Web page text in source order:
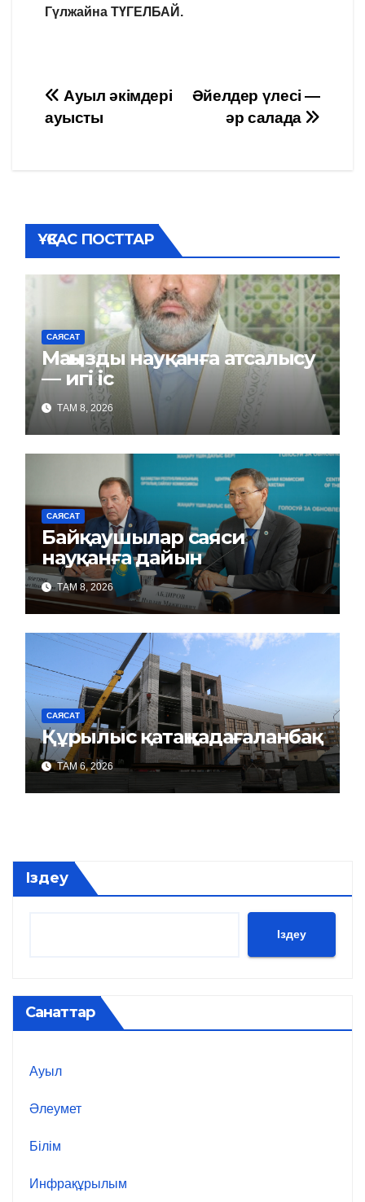
Гүлжайна ТҮГЕЛБАЙ.
Навигация
по
Әйелдер үлесі —
әр салада
Ауыл әкімдері
ауысты
ҰҚСАС ПОСТТАР
САЯСАТ
Маңызды науқанға атсалысу
— игі іс
ТАМ 8, 2026
САЯСАТ
Байқаушылар саяси
науқанға дайын
ТАМ 8, 2026
САЯСАТ
Құрылыс қатаң қадағаланбақ
ТАМ 6, 2026
Іздеу
Іздеу
Санаттар
Ауыл
Әлеумет
Білім
Инфрақұрылым